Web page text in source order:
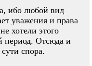
ибо любой вид
уважения и права
хотели этого
период. Отсюда и
спора.